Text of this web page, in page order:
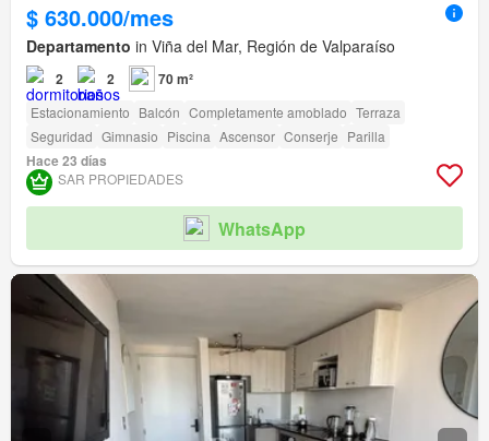
$ 630.000/mes
Departamento in Viña del Mar, Región de Valparaíso
2 2 70 m²
Estacionamiento Balcón Completamente amoblado Terraza
Seguridad Gimnasio Piscina Ascensor Conserje Parilla
Hace 23 días
SAR PROPIEDADES
WhatsApp